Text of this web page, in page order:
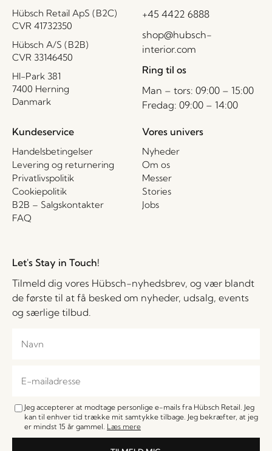
Hübsch Retail ApS (B2C)
CVR 41732350
Hübsch A/S (B2B)
CVR 33146450
HI-Park 381
7400 Herning
Danmark
+45 4422 6888
shop@hubsch-
interior.com
Ring til os
Man – tors: 09:00 – 15:00
Fredag: 09:00 – 14:00
Kundeservice
Handelsbetingelser
Levering og returnering
Privatlivspolitik
Cookiepolitik
B2B – Salgskontakter
FAQ
Vores univers
Nyheder
Om os
Messer
Stories
Jobs
Let's Stay in Touch!
Tilmeld dig vores Hübsch-nyhedsbrev, og vær blandt
de første til at få besked om nyheder, udsalg, events
og særlige tilbud.
Jeg accepterer at modtage personlige e-mails fra Hübsch Retail. Jeg
kan til enhver tid trække mit samtykke tilbage. Jeg bekræfter, at jeg
er mindst 15 år gammel. Læs mere